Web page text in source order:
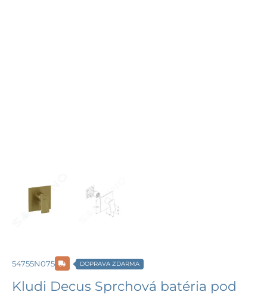
54755N075 DOPRAVA ZDARMA
Kludi Decus Sprchová batéria pod